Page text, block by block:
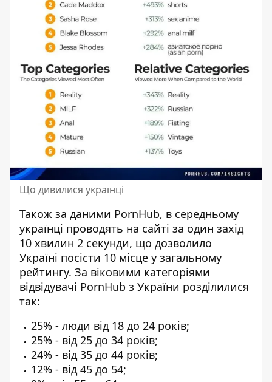
Що дивилися українці
Також за даними PornHub, в середньому
українці проводять на сайті за один захід
10 хвилин 2 секунди, що дозволило
Україні посісти 10 місце у загальному
рейтингу. За віковими категоріями
відвідувачі PornHub з України розділилися
так:
25% - люди від 18 до 24 років;
25% - від 25 до 34 років;
24% - від 35 до 44 років;
12% - від 45 до 54;